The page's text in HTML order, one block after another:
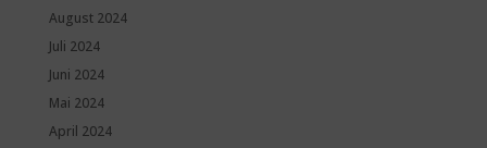
August 2024
Juli 2024
Juni 2024
Mai 2024
April 2024